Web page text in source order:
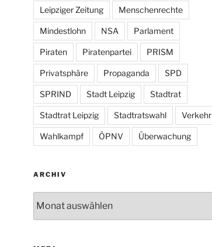
Leipziger Zeitung Menschenrechte
Mindestlohn NSA Parlament
Piraten Piratenpartei PRISM
Privatsphäre Propaganda SPD
SPRIND Stadt Leipzig Stadtrat
Stadtrat Leipzig Stadtratswahl Verkehr
Wahlkampf ÖPNV Überwachung
ARCHIV